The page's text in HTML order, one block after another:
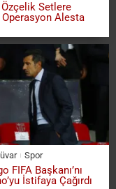
Setlere
Operasyon Alesta
Spor
FIFA Başkanı’nı
İstifaya Çağırdı